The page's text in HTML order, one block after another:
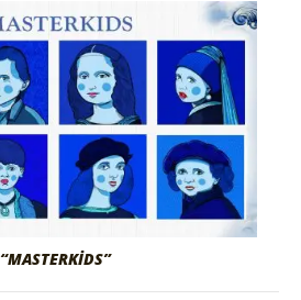
“MASTERKIDS”